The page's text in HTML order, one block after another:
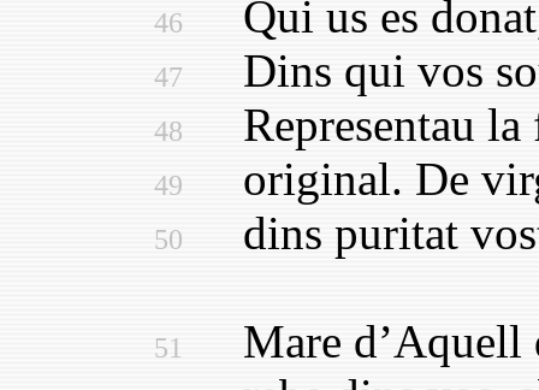
46 Qui us es
47 Dins qui vos
48 Representau la
49 original. De
50 dins puritat
51 Mare d’Aquell